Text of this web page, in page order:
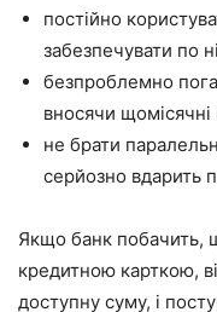
постійно
забезпечувати по
безпроблемно
вносячи щомісячні
не брати
серйозно вдарить
Якщо банк побачить,
кредитною карткою,
доступну суму, і